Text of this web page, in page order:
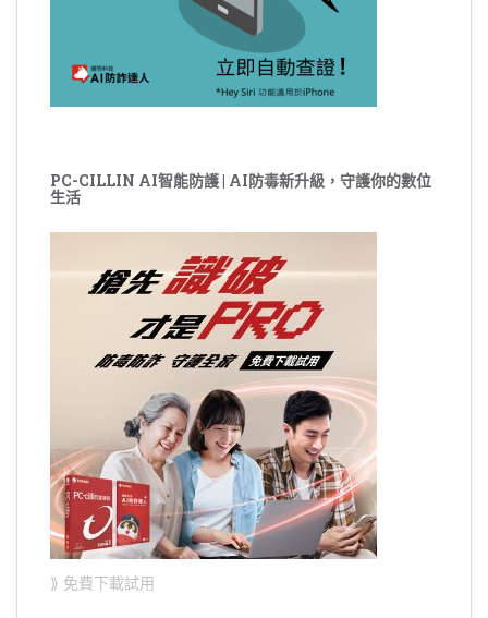
PC-CILLIN AI智能防護 | AI防毒新升級，守護你的數位
生活
⟫ 免費下載試用